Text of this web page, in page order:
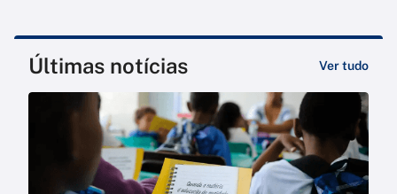
Últimas notícias Ver tudo